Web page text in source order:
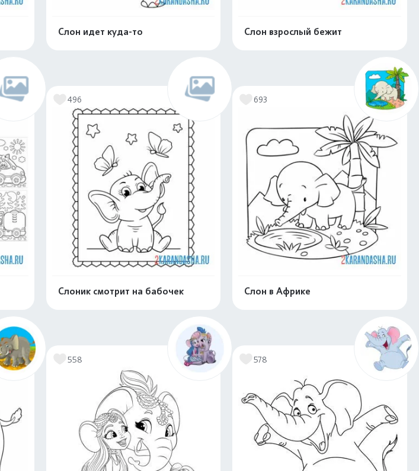
Слон идет куда-то Слон взрослый бежит
Распечатать и скачать
496
Слоник смотрит на бабочек
693
Слон в Африке
Распечатать и скачать
558 578